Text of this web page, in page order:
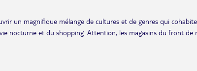
un magnifique mélange de cultures et de genres qui
nocturne et du shopping. Attention, les magasins du front de